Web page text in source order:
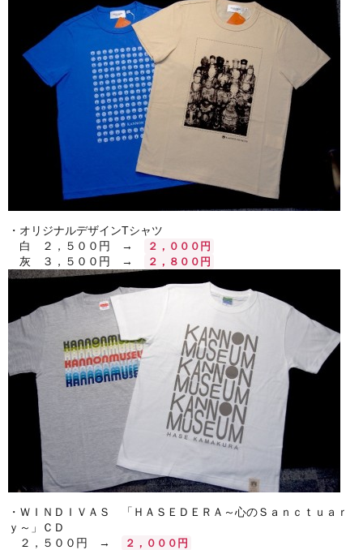
・オリジナルデザインTシャツ
白 ２，５００円 →
２，０００円
灰 ３，５００円 → ２，８００円
・ＷＩＮＤＩＶＡＳ 「ＨＡＳＥＤＥＲＡ～心のＳａｎｃｔｕａｒ
ｙ～」ＣＤ
２，５００円 →
２，０００円